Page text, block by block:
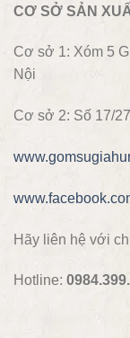
CƠ SỞ SẢN
Cơ sở 1: Xóm 5
Nội
Cơ sở 2: Số 17/
Hãy liên hệ với
Hotline: